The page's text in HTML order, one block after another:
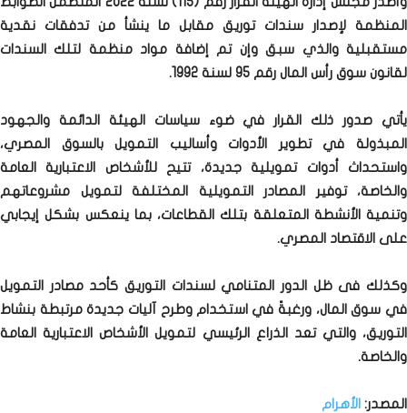
المنظمة لإصدار سندات توريق مقابل ما ينشأ من تدفقات نقدية
مستقبلية والذي سبق وإن تم إضافة مواد منظمة لتلك السندات
لقانون سوق رأس المال رقم 95 لسنة 1992.
يأتي صدور ذلك القرار في ضوء سياسات الهيئة الدائمة والجهود
المبذولة في تطوير الأدوات وأساليب التمويل بالسوق المصري،
واستحداث أدوات تمويلية جديدة، تتيح للأشخاص الاعتبارية العامة
والخاصة، توفير المصادر التمويلية المختلفة لتمويل مشروعاتهم
وتنمية الأنشطة المتعلقة بتلك القطاعات، بما ينعكس بشكل إيجابي
على الاقتصاد المصري.
وكذلك فى ظل الدور المتنامي لسندات التوريق كأحد مصادر التمويل
في سوق المال، ورغبةً في استخدام وطرح آليات جديدة مرتبطة بنشاط
التوريق، والتي تعد الذراع الرئيسي لتمويل الأشخاص الاعتبارية العامة
والخاصة.
المصدر: الأهرام